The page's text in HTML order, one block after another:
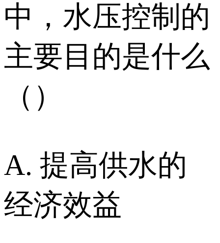
中，水压控制的
主要目的是什么
（）
A. 提高供水的
经济效益